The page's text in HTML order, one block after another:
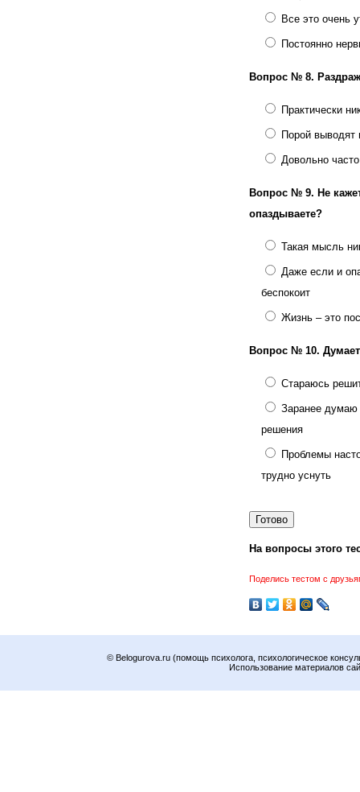
Все это очень
Постоянно
Вопрос № 8.
Практически
Порой выводят
Довольно часто
Вопрос № 9. Не
опаздываете?
Такая мысль
Даже если и
беспокоит
Жизнь – это
Вопрос № 10.
Стараюсь
Заранее думаю
решения
Проблемы
трудно уснуть
На вопросы этого
Поделись тестом с
© Belogurova.ru (помощь психолога, психологическое
Использование материалов